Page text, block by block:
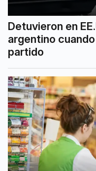
Detuvieron en
argentino
partido